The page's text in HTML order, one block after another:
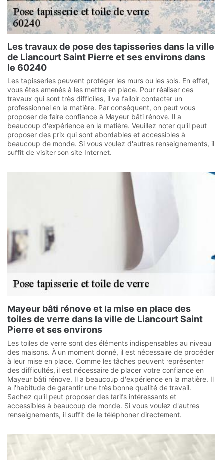
Les travaux de pose des tapisseries dans la ville
de Liancourt Saint Pierre et ses environs dans
le 60240
Les tapisseries peuvent protéger les murs ou les sols. En effet,
vous êtes amenés à les mettre en place. Pour réaliser ces
travaux qui sont très difficiles, il va falloir contacter un
professionnel en la matière. Par conséquent, on peut vous
proposer de faire confiance à Mayeur bâti rénove. Il a
beaucoup d'expérience en la matière. Veuillez noter qu'il peut
proposer des prix qui sont abordables et accessibles à
beaucoup de monde. Si vous voulez d'autres renseignements, il
suffit de visiter son site Internet.
Mayeur bâti rénove et la mise en place des
toiles de verre dans la ville de Liancourt Saint
Pierre et ses environs
Les toiles de verre sont des éléments indispensables au niveau
des maisons. À un moment donné, il est nécessaire de procéder
à leur mise en place. Comme les tâches peuvent représenter
des difficultés, il est nécessaire de placer votre confiance en
Mayeur bâti rénove. Il a beaucoup d'expérience en la matière. Il
a l'habitude de garantir une très bonne qualité de travail.
Sachez qu'il peut proposer des tarifs intéressants et
accessibles à beaucoup de monde. Si vous voulez d'autres
renseignements, il suffit de le téléphoner directement.